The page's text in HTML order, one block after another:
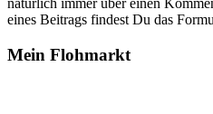
natürlich immer über einen
eines Beitrags findest Du das
Mein Flohmarkt